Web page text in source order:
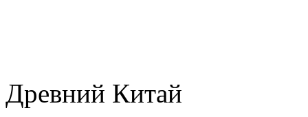
Древний Китай